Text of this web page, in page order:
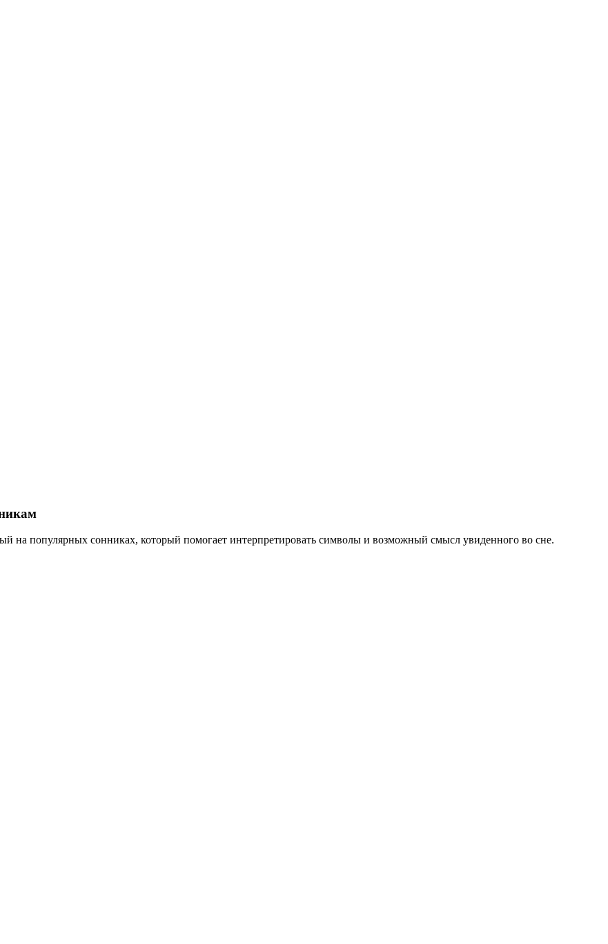
на популярных сонниках, который помогает интерпретировать символы и возможный смысл увиденного во сне.